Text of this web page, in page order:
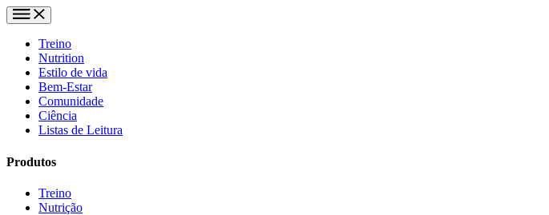
Treino
Nutrition
Estilo de vida
Bem-Estar
Comunidade
Ciência
Listas de Leitura
Produtos
Treino
Nutrição